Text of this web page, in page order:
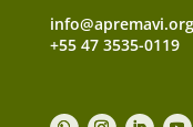
+55 47 3535-0119